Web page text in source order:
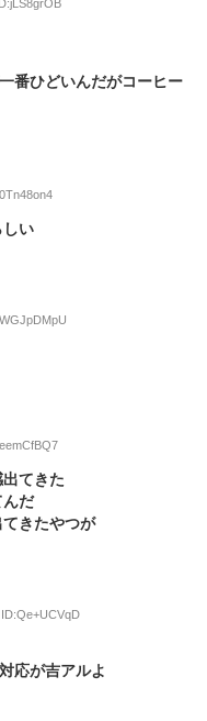
番ひどいんだがコーヒー
しい
てきた
んだ
きたやつが
応が吉アルよ